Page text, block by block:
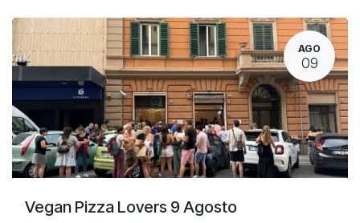
AGO
09
Vegan Pizza Lovers 9 Agosto